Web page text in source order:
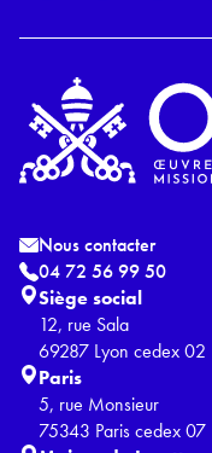
Nous contacter
04 72 56 99 50
Siège social
12, rue Sala
69287 Lyon cedex 02
Paris
5, rue Monsieur
75343 Paris cedex 07